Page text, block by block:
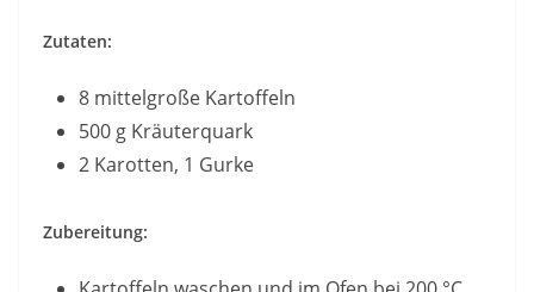
Zutaten:
8 mittelgroße Kartoffeln
500 g Kräuterquark
2 Karotten, 1 Gurke
Zubereitung: